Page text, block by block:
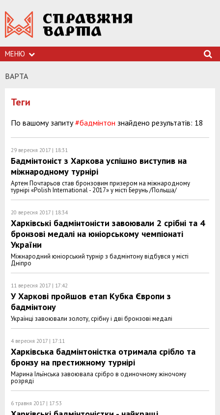
МЕНЮ
ВАРТА
Теги
По вашому запиту#бадмінтон знайдено результатів: 18
29 вересня 2017 | 18:31
Бадмінтоніст з Харкова успішно виступив на
міжнародному турнірі
Артем Почтарьов став бронзовим призером на міжнародному
турнірі «Polish International - 2017» у місті Берунь /Польща/
20 вересня 2017 | 18:34
Харківські бадмінтоністи завоювали 2 срібні та 4
бронзові медалі на юніорському чемпіонаті
України
Міжнародний юніорський турнір з бадмінтону відбувся у місті
Дніпро
11 вересня 2017 | 17:42
У Харкові пройшов етап Кубка Європи з
бадмінтону
Українці завоювали золоту, срібну і дві бронзові медалі
4 вересня 2017 | 17:11
Харківська бадмінтоністка отримала срібло та
бронзу на престижному турнірі
Марина Ільїнська завоювала срібро в одиночному жіночому
розряді
6 травня 2017 | 17:53